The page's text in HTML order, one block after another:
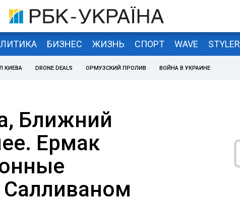
БИЗНЕС ЖИЗНЬ СПОРТ WAVE STYLER
КИЕВА DRONE DEALS ОРМУЗСКИЙ ПРОЛИВ ВОЙНА В УКРАИНЕ
Ближний
Ермак